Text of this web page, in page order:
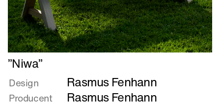
Læs
mere
om
”Niwa”
”Niwa”
Design Rasmus Fenhann
Producent Rasmus Fenhann